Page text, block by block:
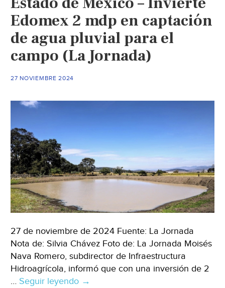
caída
de
Jornada)
Edomex 2 mdp en captación
de agua pluvial para el
campo (La Jornada)
27 NOVIEMBRE 2024
27 de noviembre de 2024 Fuente: La Jornada
Nota de: Silvia Chávez Foto de: La Jornada Moisés
Nava Romero, subdirector de Infraestructura
Hidroagrícola, informó que con una inversión de 2
… Seguir leyendo Estado
→